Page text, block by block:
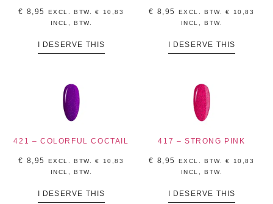
€ 8,95 EXCL. BTW.€
10,83
INCL, BTW.
I DESERVE THIS
€ 8,95 EXCL. BTW.€
10,83
INCL, BTW.
I DESERVE THIS
421 – COLORFUL COCTAIL
€ 8,95 EXCL. BTW.€
10,83
INCL, BTW.
I DESERVE THIS
417 – STRONG PINK
€ 8,95 EXCL. BTW.€
10,83
INCL, BTW.
I DESERVE THIS